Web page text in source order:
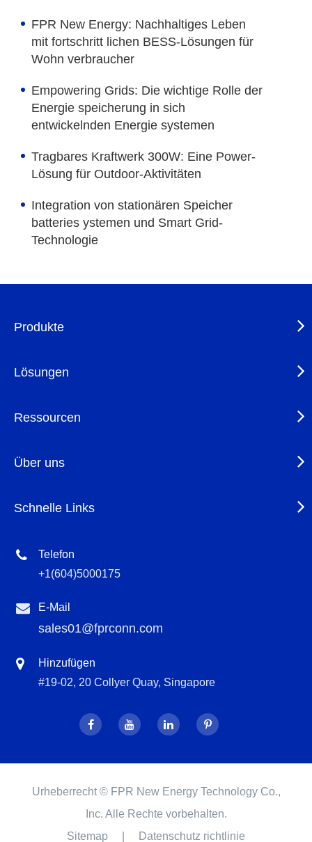
FPR New Energy: Nachhaltiges Leben
mit fortschritt lichen BESS-Lösungen für
Wohn verbraucher
Empowering Grids: Die wichtige Rolle der
Energie speicherung in sich
entwickelnden Energie systemen
Tragbares Kraftwerk 300W: Eine Power-
Lösung für Outdoor-Aktivitäten
Integration von stationären Speicher
batteries ystemen und Smart Grid-
Technologie
Produkte
Lösungen
Ressourcen
Über uns
Schnelle Links
Telefon
+1(604)5000175
E-Mail
sales01@fprconn.com
Hinzufügen
#19-02, 20 Collyer Quay, Singapore
Urheberrecht © FPR New Energy Technology Co.,
Inc. Alle Rechte vorbehalten.
Sitemap
Datenschutz richtlinie